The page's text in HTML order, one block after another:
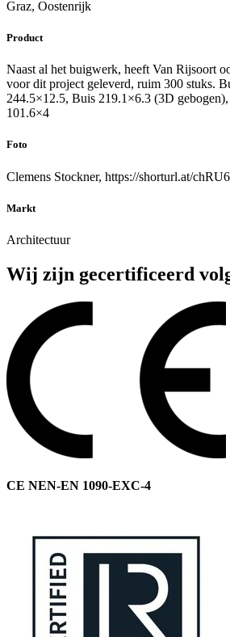
Graz, Oostenrijk
Product
Naast al het buigwerk, heeft Van Rijsoort
voor dit project geleverd, ruim 300 stuks.
244.5×12.5, Buis 219.1×6.3 (3D
101.6×4
Foto
Clemens Stockner, https://shorturl.at/chRU6
Markt
Architectuur
Wij zijn gecertificeerd
CE NEN-EN 1090-EXC-4